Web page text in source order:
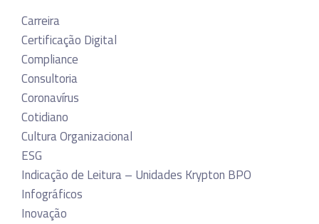
Carreira
Certificação Digital
Compliance
Consultoria
Coronavírus
Cotidiano
Cultura Organizacional
ESG
Indicação de Leitura – Unidades Krypton BPO
Infográficos
Inovação